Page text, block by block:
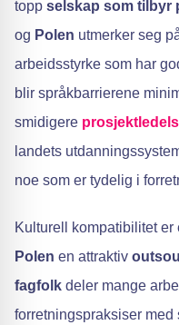
topp selskap som tilbyr
og Polen utmerker seg
arbeidsstyrke som har
blir språkbarrierene
smidigere
landets
noe som er tydelig i
Kulturell kompatibilitet
Polen en attraktiv
fagfolk deler mange
forretningspraksiser